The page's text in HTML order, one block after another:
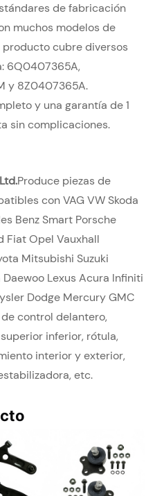
de fabricación
muchos modelos de
producto cubre diversos
6Q0407365A,
y 8Z0407365A.
y una garantía de 1
sin complicaciones.
Produce piezas de
con VAG VW Skoda
Benz Smart Porsche
Fiat Opel Vauxhall
Mitsubishi Suzuki
Lexus Acura Infiniti
Dodge Mercury GMC
control delantero,
inferior, rótula,
interior y exterior,
etc.